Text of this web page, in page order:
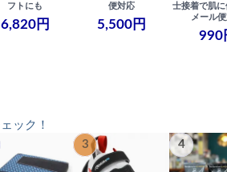
フトにも
6,820円
便対応
5,500円
士接着で肌
メール
990
ック！
3 4